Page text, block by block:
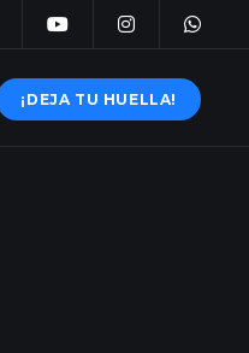
¡DEJA TU HUELLA!